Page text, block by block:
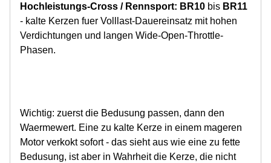
Hochleistungs-Cross / Rennsport: BR10 bis BR11
- kalte Kerzen fuer Volllast-Dauereinsatz mit hohen
Verdichtungen und langen Wide-Open-Throttle-
Phasen.
Wichtig: zuerst die Bedusung passen, dann den
Waermewert. Eine zu kalte Kerze in einem mageren
Motor verkokt sofort - das sieht aus wie eine zu fette
Bedusung, ist aber in Wahrheit die Kerze, die nicht